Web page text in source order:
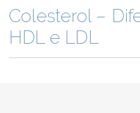
Colesterol –
HDL e LDL